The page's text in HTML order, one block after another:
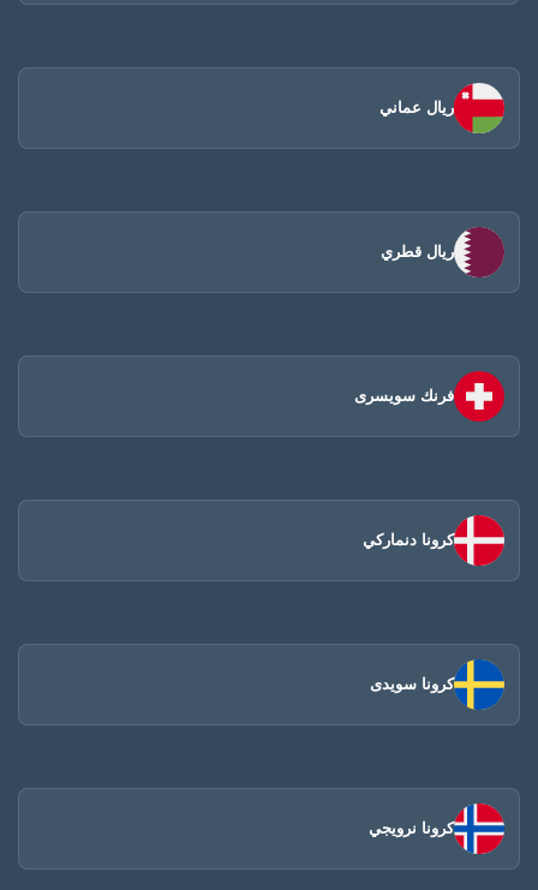
ريال عماني
ريال قطري
فرنك سويسرى
كرونا دنماركي
كرونا سويدى
كرونا نرويجي